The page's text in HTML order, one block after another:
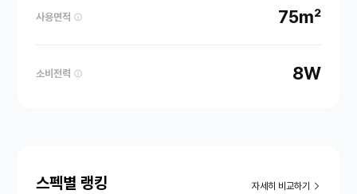
사용면적 75m²
소비전력 8W
스펙별 랭킹 자세히 비교하기